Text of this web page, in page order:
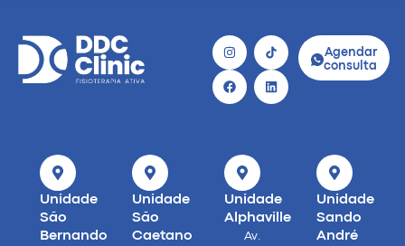
Agendar
consulta
Unidade
São
Bernando
Unidade
São
Caetano
Unidade
Alphaville
Av.
Unidade
Sando
André